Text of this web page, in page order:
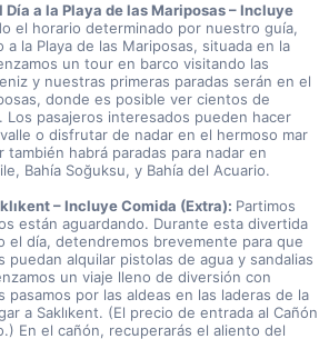
Día a la Playa de las Mariposas – Incluye
el horario determinado por nuestro guía,
la Playa de las Mariposas, situada en la
un tour en barco visitando las
y nuestras primeras paradas serán en el
donde es posible ver cientos de
Los pasajeros interesados pueden hacer
o disfrutar de nadar en el hermoso mar
habrá paradas para nadar en
Bahía Soğuksu, y Bahía del Acuario.
– Incluye Comida (Extra): Partimos
están aguardando. Durante esta divertida
el día, detendremos brevemente para que
puedan alquilar pistolas de agua y sandalias
un viaje lleno de diversión con
pasamos por las aldeas en las laderas de la
a Saklıkent. (El precio de entrada al Cañón
En el cañón, recuperarás el aliento del